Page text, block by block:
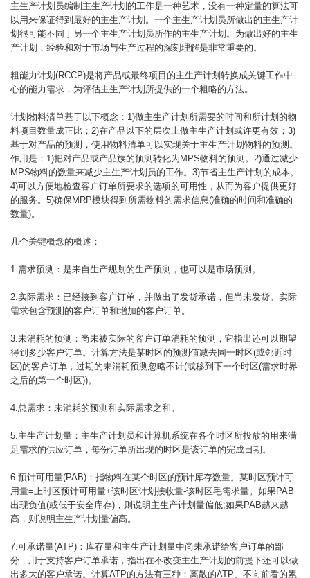
主生产计划员编制主生产计划的工作是一种艺术，没有一种定量的算法可
以用来保证得到最好的主生产计划。一个主生产计划员所做出的主生产计
划很可能不同于另一个主生产计划员所作的主生产计划。为做出好的主生
产计划，经验和对于市场与生产过程的深刻理解是非常重要的。
粗能力计划(RCCP)是将产品或最终项目的主生产计划转换成关键工作中
心的能力需求，为评估主生产计划所提供的一个粗略的方法。
计划物料清单基于以下概念：1)做主生产计划所需要的时间和所计划的物
料项目数量成正比；2)在产品以下的层次上做主生产计划或许更有效；3)
基于对产品的预测，使用物料清单可以实现关于主生产计划物料的预测。
作用是：1)把对产品或产品族的预测转化为MPS物料的预测。2)通过减少
MPS物料的数量来减少主生产计划员的工作。3)节省主生产计划的成本。
4)可以方便地检查客户订单所要求的选项的可用性，从而为客户提供更好
的服务。5)确保MRP模块得到所需物料的需求信息(准确的时间和准确的
数量)。
几个关键概念的概述：
1.需求预测：是来自生产规划的生产预测，也可以是市场预测。
2.实际需求：已经接到客户订单，并做出了发货承诺，但尚未发货。实际
需求包含预测的客户订单和增加的客户订单。
3.未消耗的预测：尚未被实际的客户订单消耗的预测，它指出还可以期望
得到多少客户订单。计算方法是某时区的预测值减去同一时区(或邻近时
区)的客户订单，过期的未消耗预测忽略不计(或移到下一个时区(需求时界
之后的第一个时区))。
4.总需求：未消耗的预测和实际需求之和。
5.主生产计划量：主生产计划员和计算机系统在各个时区所投放的用来满
足需求的供应订单，每份订单所出现的时区是该订单的完成日期。
6.预计可用量(PAB)：指物料在某个时区的预计库存数量。某时区预计可
用量=上时区预计可用量+该时区计划接收量-该时区毛需求量。如果PAB
出现负值(或低于安全库存)，则说明主生产计划量偏低;如果PAB越来越
高，则说明主生产计划量偏高。
7.可承诺量(ATP)：库存量和主生产计划量中尚未承诺给客户订单的部
分，用于支持客户订单承诺，指出在不改变主生产计划的前提下还可以做
出多大的客户承诺。计算ATP的方法有三种：离散的ATP、不向前看的累